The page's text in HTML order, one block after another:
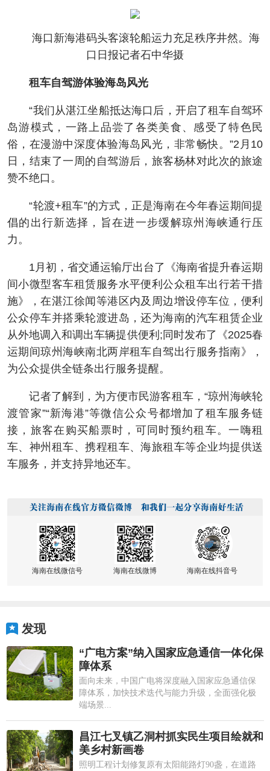
海口新海港码头客滚轮船运力充足秩序井然。海
口日报记者石中华摄
租车自驾游体验海岛风光
“我们从湛江坐船抵达海口后，开启了租车自驾环
岛游模式，一路上品尝了各类美食、感受了特色民
俗，在漫游中深度体验海岛风光，非常畅快。”2月10
日，结束了一周的自驾游后，旅客杨林对此次的旅途
赞不绝口。
“轮渡+租车”的方式，正是海南在今年春运期间提
倡的出行新选择，旨在进一步缓解琼州海峡通行压
力。
1月初，省交通运输厅出台了《海南省提升春运期
间小微型客车租赁服务水平便利公众租车出行若干措
施》，在湛江徐闻等港区内及周边增设停车位，便利
公众停车并搭乘轮渡进岛，还为海南的汽车租赁企业
从外地调入和调出车辆提供便利;同时发布了《2025春
运期间琼州海峡南北两岸租车自驾出行服务指南》，
为公众提供全链条出行服务提醒。
记者了解到，为方便市民游客租车，“琼州海峡轮
渡管家”“新海港”等微信公众号都增加了租车服务链
接，旅客在购买船票时，可同时预约租车。一嗨租
车、神州租车、携程租车、海旅租车等企业均提供送
车服务，并支持异地还车。
海南在线微信号 海南在线微博 海南在线抖音号
发现
“广电方案”纳入国家应急通信一体化保
障体系
面向未来，中国广电将深度融入国家应急通信保
障体系，加快技术迭代与能力升级，全面强化极
端场景...
昌江七叉镇乙洞村抓实民生项目绘就和
美乡村新画卷
照明工程计划修复原有太阳能路灯90盏，在道路